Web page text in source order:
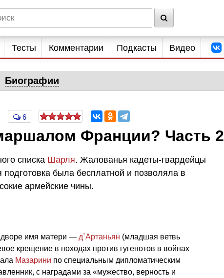
Тесты Комментарии Подкасты Видео
Биографии
6
Франции? Часть 2
списка Шарля. Жалованья кадеты-гвардейцы
была бесплатной и позволяла в
армейские чины.
дворе имя матери — д`Артаньян (младшая ветвь
крещение в походах против гугенотов в войнах
Мазарини по специальным дипломатическим
с наградами за «мужество, верность и